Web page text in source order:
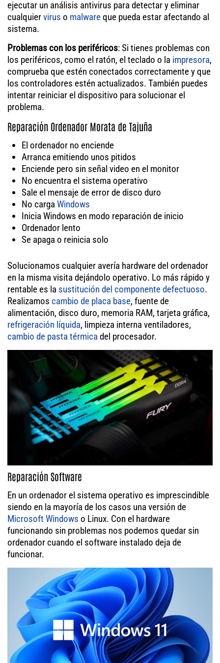
ejecutar un análisis antivirus para detectar y eliminar
cualquiervirus o malwareque pueda estar afectando al
sistema.
Problemas con los periféricos: Si tienes problemas con
los periféricos, como el ratón, el teclado o la impresora,
comprueba que estén conectados correctamente y que
los controladores estén actualizados. También puedes
intentar reiniciar el dispositivo para solucionar el
problema.
Reparación Ordenador Morata de Tajuña
El ordenador no enciende
Arranca emitiendo unos pitidos
Enciende pero sin señal video en el monitor
No encuentra el sistema operativo
Sale el mensaje de error de disco duro
No carga Windows
Inicia Windows en modo reparación de inicio
Ordenador lento
Se apaga o reinicia solo
Solucionamos cualquier avería hardware del ordenador
en la misma visita dejándolo operativo. Lo más rápido y
rentable es la sustitución del componente defectuoso.
Realizamos cambio de placa base, fuente de
alimentación, disco duro, memoria RAM, tarjeta gráfica,
refrigeración líquida, limpieza interna ventiladores,
cambio de pasta térmica del procesador.
Reparación Software
En un ordenador el sistema operativo es imprescindible
siendo en la mayoría de los casos una versión de
Microsoft Windows o Linux. Con el hardware
funcionando sin problemas nos podemos quedar sin
ordenador cuando el software instalado deja de
funcionar.